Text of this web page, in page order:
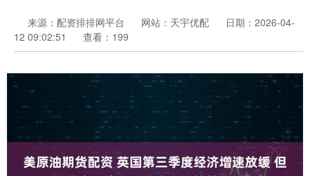
来源：配资排排网平台 网站：天宇优配
日期：2026-04-
12 09:02:51
查看：199